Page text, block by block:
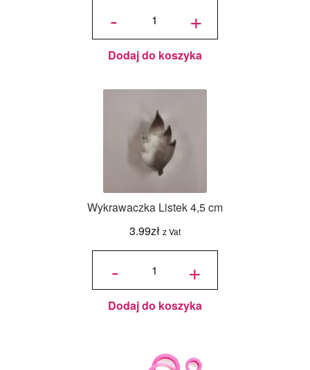
-
Komunijny +
Dodaj do koszyka
Wykrawaczka Listek 4,5 cm
3.99zł z Vat
-
ilość
Listek 4,5 cm +
Dodaj do koszyka